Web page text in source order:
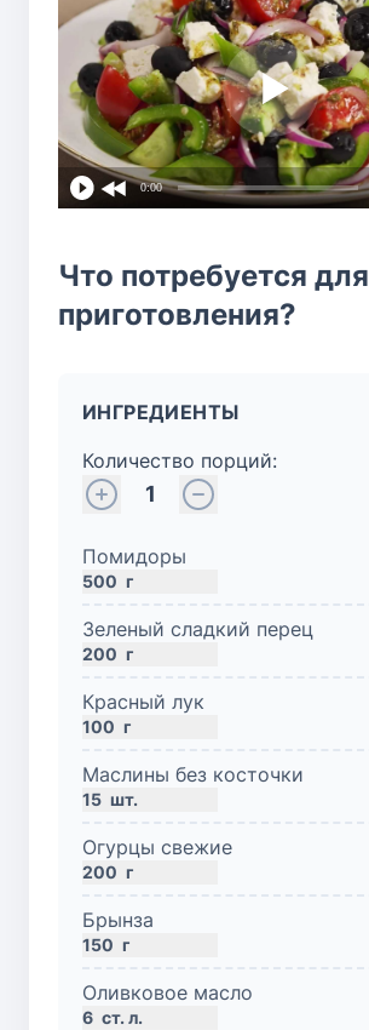
0:00
Что потребуется для
приготовления?
ИНГРЕДИЕНТЫ
Количество порций:
1
Помидоры
500 г
Зеленый сладкий перец
200 г
Красный лук
100 г
Маслины без косточки
15 шт.
Огурцы свежие
200 г
Брынза
150 г
Оливковое масло
6 ст. л.